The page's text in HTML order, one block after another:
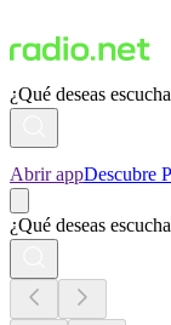
¿Qué deseas
Abrir appDescubre
¿Qué deseas